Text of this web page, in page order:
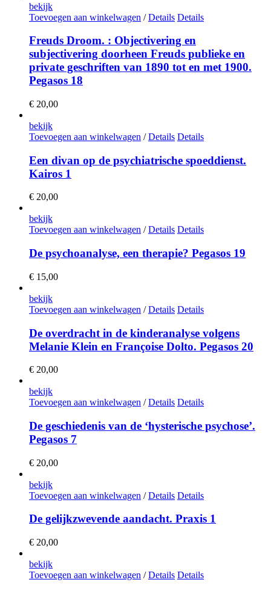
bekijk
Toevoegen aan winkelwagen / Details Details
Freuds Droom. : Objectivering en
subjectivering doorheen Freuds publieke en
private geschriften van 1890 tot en met 1900.
Pegasos 18
€ 20,00
bekijk
Toevoegen aan winkelwagen / Details Details
Een divan op de psychiatrische spoeddienst.
Kairos 1
€ 20,00
bekijk
Toevoegen aan winkelwagen / Details Details
De psychoanalyse, een therapie? Pegasos 19
€ 15,00
bekijk
Toevoegen aan winkelwagen / Details Details
De overdracht in de kinderanalyse volgens
Melanie Klein en Françoise Dolto. Pegasos 20
€ 20,00
bekijk
Toevoegen aan winkelwagen / Details Details
De geschiedenis van de ‘hysterische psychose’.
Pegasos 7
€ 20,00
bekijk
Toevoegen aan winkelwagen / Details Details
De gelijkzwevende aandacht. Praxis 1
€ 20,00
bekijk
Toevoegen aan winkelwagen / Details Details